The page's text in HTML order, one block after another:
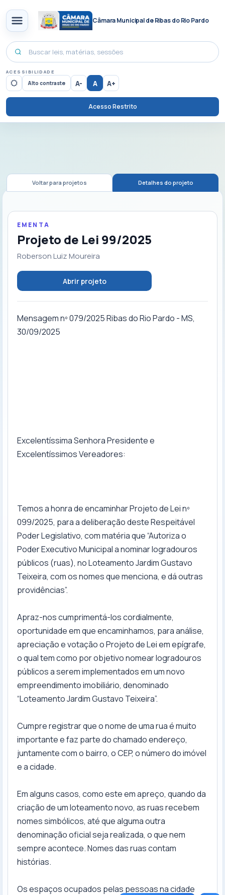
Câmara Municipal de Ribas do Rio Pardo
ACESSIBILIDADE
Alto contraste A- A A+
Acesso Restrito
Voltar para projetos Detalhes do projeto
EMENTA
Projeto de Lei 99/2025
Roberson Luiz Moureira
Abrir projeto
Mensagem nº 079/2025 Ribas do Rio Pardo - MS,
30/09/2025
Excelentíssima Senhora Presidente e
Excelentíssimos Vereadores:
Temos a honra de encaminhar Projeto de Lei nº
099/2025, para a deliberação deste Respeitável
Poder Legislativo, com matéria que “Autoriza o
Poder Executivo Municipal a nominar logradouros
públicos (ruas), no Loteamento Jardim Gustavo
Teixeira, com os nomes que menciona, e dá outras
providências”.
Apraz-nos cumprimentá-los cordialmente,
oportunidade em que encaminhamos, para análise,
apreciação e votação o Projeto de Lei em epígrafe,
o qual tem como por objetivo nomear logradouros
públicos a serem implementados em um novo
empreendimento imobiliário, denominado
“Loteamento Jardim Gustavo Teixeira”.
Cumpre registrar que o nome de uma rua é muito
importante e faz parte do chamado endereço,
juntamente com o bairro, o CEP, o número do imóvel
e a cidade.
Em alguns casos, como este em apreço, quando da
criação de um loteamento novo, as ruas recebem
nomes simbólicos, até que alguma outra
denominação oficial seja realizada, o que nem
sempre acontece. Nomes das ruas contam
histórias.
Os espaços ocupados pelas pessoas na cidade